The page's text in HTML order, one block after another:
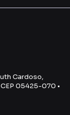
Cardoso,
05425-070 •